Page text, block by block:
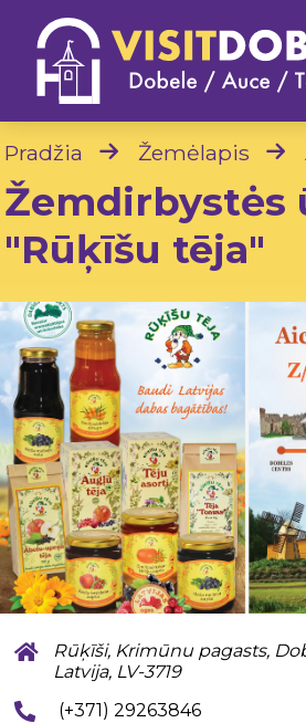
Pradžia Žemėlapis
Žemdirbystės
"Rūķīšu tēja"
Rūķīši, Krimūnu pagasts,
Latvija, LV-3719
(+371) 29263846